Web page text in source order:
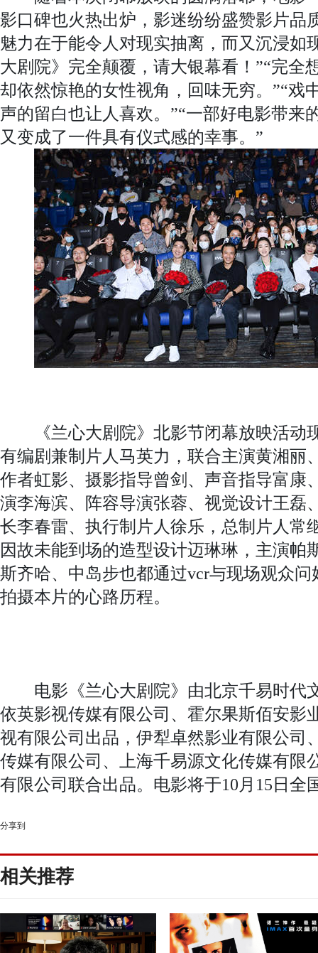
影口碑也火热出炉，影迷纷纷盛赞影片品
魅力在于能令人对现实抽离，而又沉浸如
大剧院》完全颠覆，请大银幕看！”“完全
却依然惊艳的女性视角，回味无穷。”“戏
声的留白也让人喜欢。”“一部好电影带来
又变成了一件具有仪式感的幸事。”
《兰心大剧院》北影节闭幕放映活动
有编剧兼制片人马英力，联合主演黄湘丽
作者虹影、摄影指导曾剑、声音指导富康
演李海滨、阵容导演张蓉、视觉设计王磊
长李春雷、执行制片人徐乐，总制片人常
因故未能到场的造型设计迈琳琳，主演帕
斯齐哈、中岛步也都通过vcr与现场观众
拍摄本片的心路历程。
电影《兰心大剧院》由北京千易时代
依英影视传媒有限公司、霍尔果斯佰安影
视有限公司出品，伊犁卓然影业有限公司
传媒有限公司、上海千易源文化传媒有限
有限公司联合出品。电影将于10月15日全
分享到
相关推荐